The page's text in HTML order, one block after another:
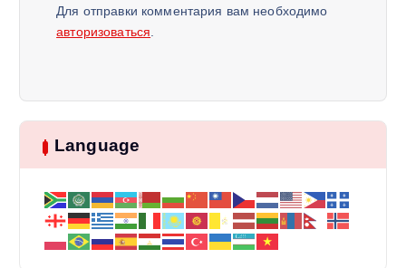
з
Для отправки комментария вам необходимо
авторизоваться
Language